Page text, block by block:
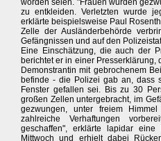
worden seien. "Frauen wurden
zu entkleiden. Verletzten wurde
erklärte beispielsweise Paul
Zelle der Ausländerbehörde
Gefängnissen und auf den
Eine Einschätzung, die auch der
berichtet er in einer Presserklärung,
Demonstrantin mit gebrochenem
befinde - die Polizei gab an, dass
Fenster gefallen sei. Bis zu 30
großen Zellen untergebracht, im
gezwungen, unter freiem
zahlreiche Verhaftungen
geschaffen", erklärte lapidar eine
Mittwoch und erhielt dabei